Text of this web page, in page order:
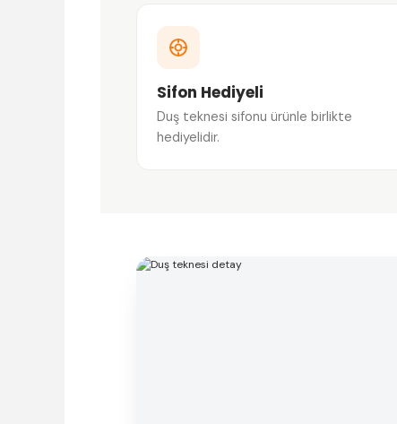
Sifon Hediyeli
Duş teknesi sifonu ürünle birlikte
hediyelidir.